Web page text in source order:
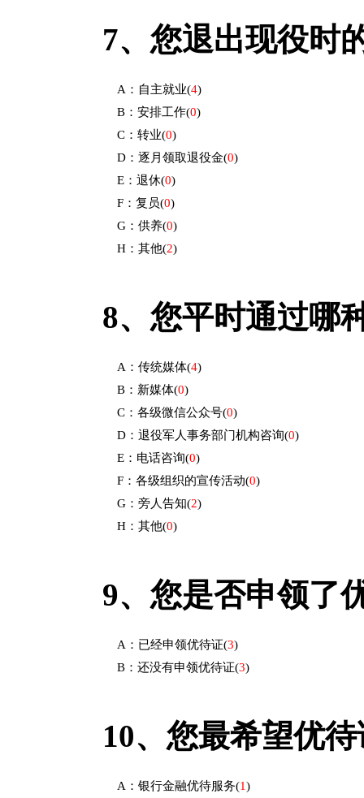
7、 您退出现役时
A：自主就业(4)
B：安排工作(0)
C：转业(0)
D：逐月领取退役金(0)
E：退休(0)
F：复员(0)
G：供养(0)
H：其他(2)
8、 您平时通过哪
A：传统媒体(4)
B：新媒体(0)
C：各级微信公众号(0)
D：退役军人事务部门机构咨询(0)
E：电话咨询(0)
F：各级组织的宣传活动(0)
G：旁人告知(2)
H：其他(0)
9、 您是否申领了
A：已经申领优待证(3)
B：还没有申领优待证(3)
10、 您最希望优
A：银行金融优待服务(1)